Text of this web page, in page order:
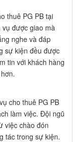
thuê PG PB tại
được giao mà
nghe và đáp
sự kiện đều được
tin với khách hàng
cho thuê PG PB
làm việc. Đội ngũ
việc chào đón
tác trong sự kiện.